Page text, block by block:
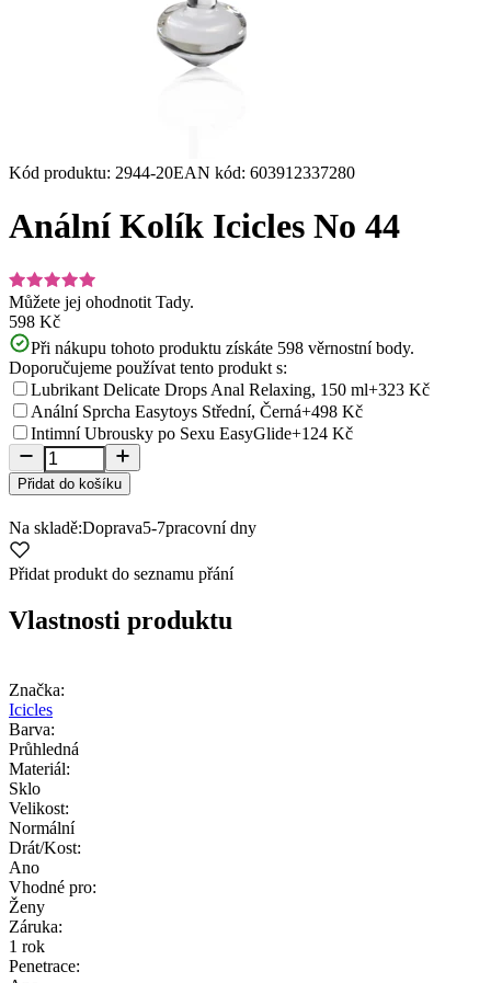
Kód produktu: 2944-20EAN kód: 603912337280
Anální Kolík Icicles No 44
Můžete jej ohodnotit Tady.
598 Kč
Při nákupu tohoto produktu získáte 598 věrnostní body.
Doporučujeme používat tento produkt s:
Lubrikant Delicate Drops Anal Relaxing, 150 ml+323 Kč
Anální Sprcha Easytoys Střední, Černá+498 Kč
Intimní Ubrousky po Sexu EasyGlide+124 Kč
Přidat do košíku
Na skladě:Doprava5-7pracovní dny
Přidat produkt do seznamu přání
Vlastnosti produktu
Značka:
Icicles
Barva:
Průhledná
Materiál:
Sklo
Velikost:
Normální
Drát/Kost:
Ano
Vhodné pro:
Ženy
Záruka:
1 rok
Penetrace: